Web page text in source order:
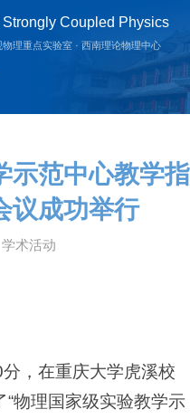
Coupled Physics
理重点实验室 · 西南理论物理中心
示范中心教学指
议成功举行
术活动
分，在重庆大学虎溪校
“物理国家级实验教学示